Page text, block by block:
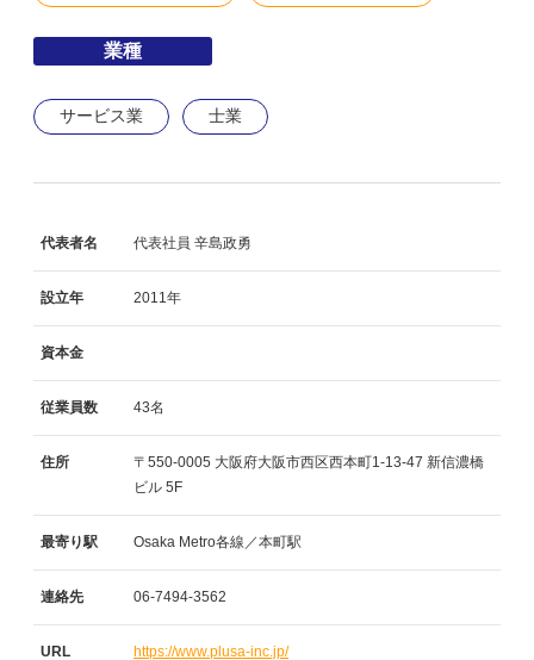
業種
サービス業 士業
代表者名 代表社員 辛島政勇
設立年 2011年
資本金
従業員数 43名
住所 〒550-0005 大阪府大阪市西区西本町1-13-47 新信濃橋
ビル 5F
最寄り駅 Osaka Metro各線／本町駅
連絡先 06-7494-3562
URL https://www.plusa-inc.jp/